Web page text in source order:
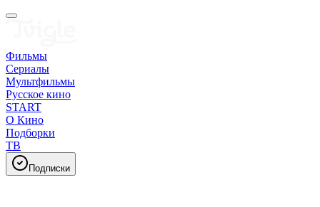
Фильмы
Сериалы
Мультфильмы
Русское кино
START
О Кино
Подборки
ТВ
Подписки